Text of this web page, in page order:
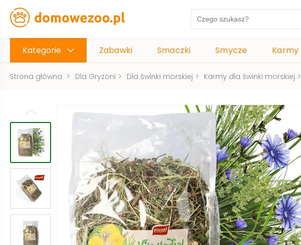
Kategorie Zabawki Smaczki Smycze Karmy
Strona główna > Dla Gryzoni > Dla świnki morskiej > Karmy dla świnki morskiej >